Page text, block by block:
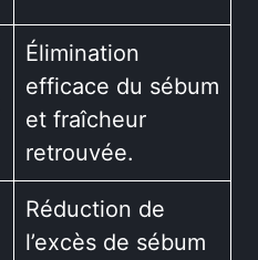
Élimination
efficace du sébum
et fraîcheur
retrouvée.
Réduction de
l’excès de sébum